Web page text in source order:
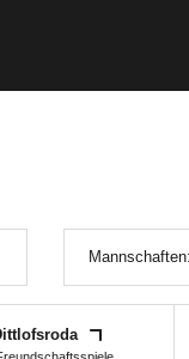
Mannschaften: